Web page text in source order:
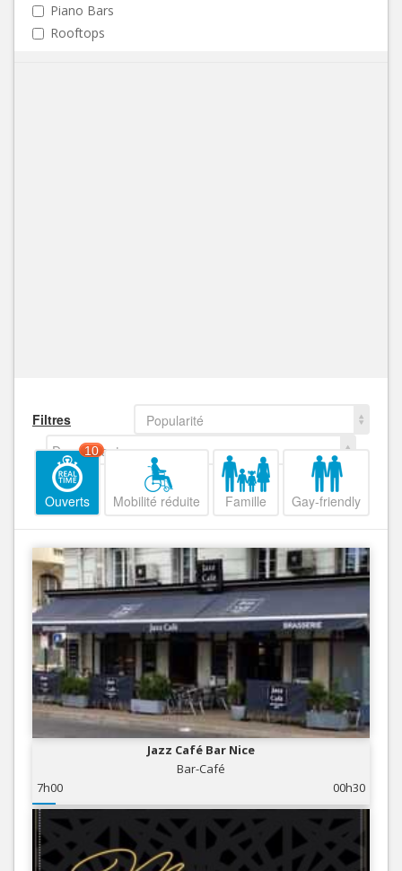
Piano Bars
Rooftops
Filtres
Popularité
Decroissant
Ouverts
10
Mobilité réduite Famille Gay-friendly
Jazz Café Bar Nice
Bar-Café
7h00
00h30